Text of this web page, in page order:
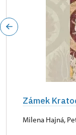
Zámek
Milena Hajná,